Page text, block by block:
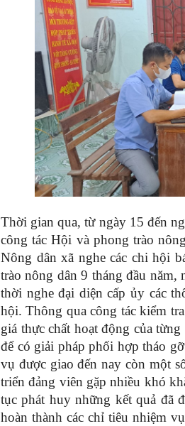
Thời gian qua, từ ngày 15 đến
công tác Hội và phong trào
Nông dân xã nghe các chi hội
trào nông dân 9 tháng đầu
thời nghe đại diện cấp ủy các
hội. Thông qua công tác kiểm
giá thực chất hoạt động của
để có giải pháp phối hợp tháo
vụ được giao đến nay còn một
triển đảng viên gặp nhiều khó
tục phát huy những kết quả đã
hoàn thành các chỉ tiêu nhiệm